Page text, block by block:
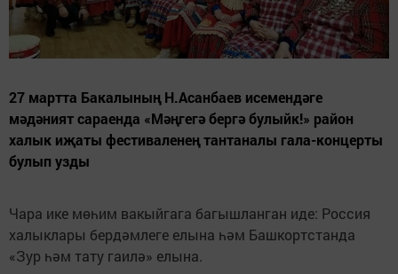
27 мартта Бакалының Н.Асанбаев исемендәге
мәдәният сараенда «Мәңгегә бергә булыйк!» район
халык иҗаты фестиваленең тантаналы гала-концерты
булып узды
Чара ике мөһим вакыйгага багышланган иде: Россия
халыклары бердәмлеге елына һәм Башкортстанда
«Зур һәм тату гаилә» елына.